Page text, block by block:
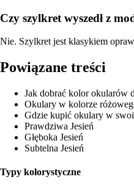
Czy szylkret wyszedł z
Nie. Szylkret jest klasykiem
Powiązane treści
Jak dobrać kolor
Okulary w kolorze
Gdzie kupić okulary w
Prawdziwa Jesień
Głęboka Jesień
Subtelna Jesień
Typy kolorystyczne